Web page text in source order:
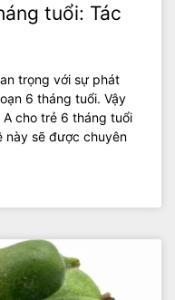
tuổi: Tác
trọng với sự phát
6 tháng tuổi. Vậy
cho trẻ 6 tháng tuổi
này sẽ được chuyên